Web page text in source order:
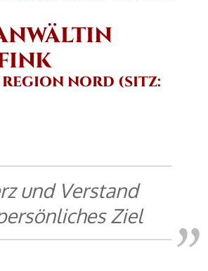
NORD (SITZ:
und Verstand
Ziel